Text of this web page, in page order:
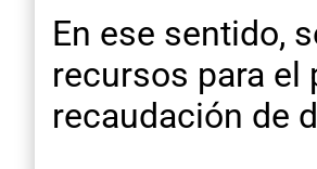
En ese sentido,
recursos para el
recaudación de